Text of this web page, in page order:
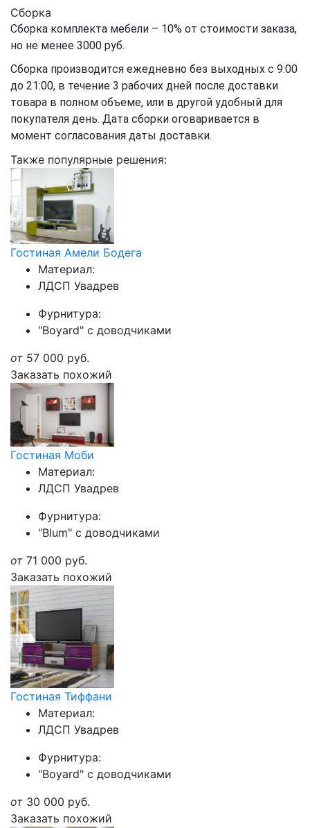
Сборка
Сборка комплекта мебели – 10% от стоимости заказа,
но не менее 3000 руб.
Сборка производится ежедневно без выходных с 9:00
до 21:00, в течение 3 рабочих дней после доставки
товара в полном объеме, или в другой удобный для
покупателя день. Дата сборки оговаривается в
момент согласования даты доставки.
Также популярные решения:
Гостиная Амели Бодега
Материал:
ЛДСП Увадрев
Фурнитура:
"Boyard" с доводчиками
от 57 000 руб.
Заказать похожий
Гостиная Моби
Материал:
ЛДСП Увадрев
Фурнитура:
"Blum" с доводчиками
от 71 000 руб.
Заказать похожий
Гостиная Тиффани
Материал:
ЛДСП Увадрев
Фурнитура:
"Boyard" с доводчиками
от 30 000 руб.
Заказать похожий